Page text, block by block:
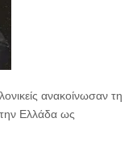
ανακοίνωσαν τη
Ελλάδα ως